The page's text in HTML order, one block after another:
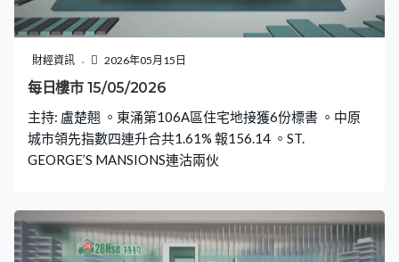
財經資訊 2026年05月15日
每日樓市 15/05/2026
主持: 盧楚翹 。東涌第106A區住宅地接獲6份標書 。中原
城市領先指數四連升合共1.61% 報156.14 。ST.
GEORGE’S MANSIONS連沽兩伙